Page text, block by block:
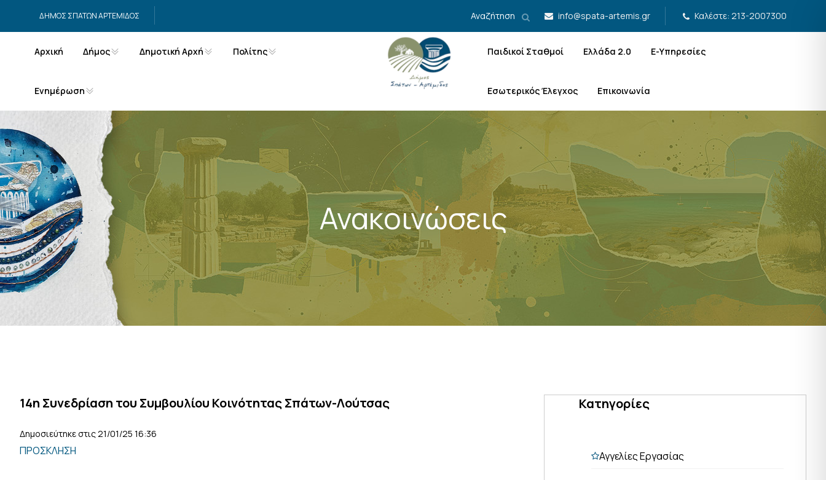
ΔΗΜΟΣ ΣΠΑΤΩΝ ΑΡΤΕΜΙΔΟΣ Αναζήτηση info@spata-artemis.gr Καλέστε: 213-2007300
Αρχική Δήμος Δημοτική Αρχή Πολίτης
Ενημέρωση
Παιδικοί Σταθμοί Ελλάδα 2.0 Ε-Υπηρεσίες
Εσωτερικός Έλεγχος Επικοινωνία
Ανακοινώσεις
14η Συνεδρίαση του Συμβουλίου Κοινότητας Σπάτων-Λούτσας
Δημοσιεύτηκε στις 21/01/25 16:36
ΠΡΟΣΚΛΗΣΗ
Κατηγορίες
Αγγελίες Εργασίας